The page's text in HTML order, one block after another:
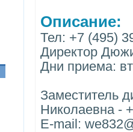
Описание:
Тел: +7 (495)
Директор
Дни приема:
Заместитель
Николаевна -
E-mail: